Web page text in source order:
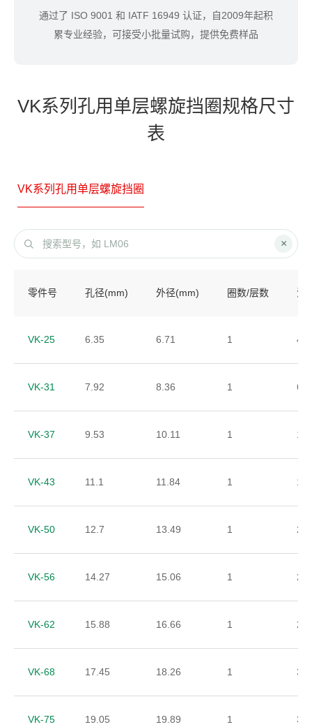
通过了 ISO 9001 和 IATF 16949 认证，自2009年起积
累专业经验，可接受小批量试购，提供免费样品
VK系列孔用单层螺旋挡圈规格尺寸
表
VK系列孔用单层螺旋挡圈
×
零件号 孔径(mm) 外径(mm) 圈数/层数 沟
VK-25 6.35 6.71 1
VK-31 7.92 8.36 1
VK-37 9.53 10.11 1
VK-43 11.1 11.84 1
VK-50 12.7 13.49 1
VK-56 14.27 15.06 1
VK-62 15.88 16.66 1
VK-68 17.45 18.26 1
VK-75 19.05 19.89 1